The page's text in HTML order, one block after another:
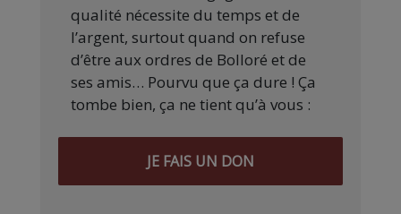
qualité nécessite du temps et de
l’argent, surtout quand on refuse
d’être aux ordres de Bolloré et de
ses amis… Pourvu que ça dure ! Ça
tombe bien, ça ne tient qu’à vous :
JE FAIS UN DON